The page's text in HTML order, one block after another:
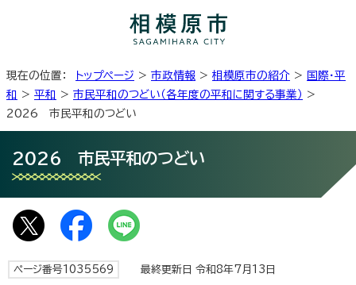
現在の位置： トップページ > 市政情報 > 相模原市の紹介 > 国際・平
和 > 平和 > 市民平和のつどい（各年度の平和に関する事業） >
2026 市民平和のつどい
2026 市民平和のつどい
ページ番号1035569 最終更新日 令和8年7月13日